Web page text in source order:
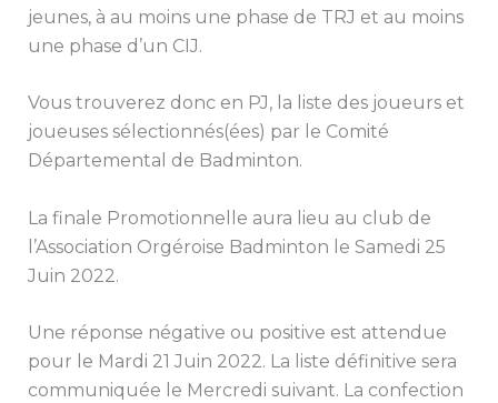
jeunes, à au moins une phase de TRJ et au moins
une phase d’un CIJ.
Vous trouverez donc en PJ, la liste des joueurs et
joueuses sélectionnés(ées) par le Comité
Départemental de Badminton.
La finale Promotionnelle aura lieu au club de
l’Association Orgéroise Badminton le Samedi 25
Juin 2022.
Une réponse négative ou positive est attendue
pour le Mardi 21 Juin 2022. La liste définitive sera
communiquée le Mercredi suivant. La confection